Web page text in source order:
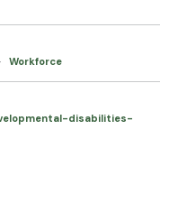
Workforce
disabilities-